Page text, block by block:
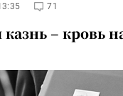
71
– кровь